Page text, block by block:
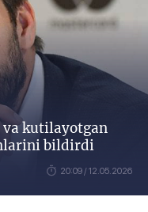
va kutilayotgan
bildirdi
20:09 / 12.05.2026